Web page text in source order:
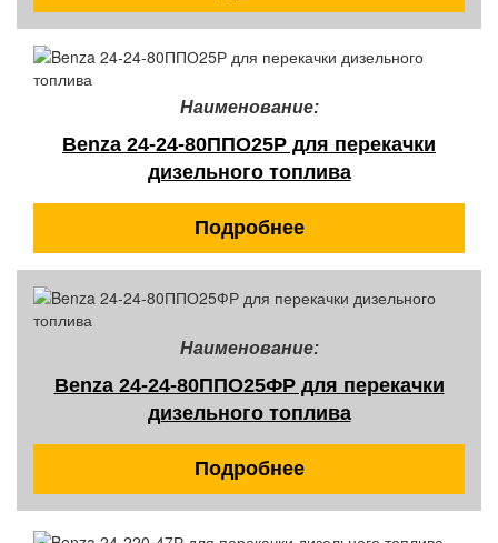
Наименование:
Benza 24-24-80ППО25Р для перекачки
дизельного топлива
Подробнее
Наименование:
Benza 24-24-80ППО25ФР для перекачки
дизельного топлива
Подробнее